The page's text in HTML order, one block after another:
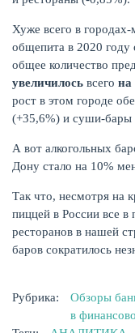
Хуже всего в
общепита в 2020 году
общее количество
увеличилось всего на
рост в этом городе
(+35,6%) и суши-бары
А вот алкогольных
Дону стало на 10%
Так что, несмотря на
пиццей в России все в
ресторанов в нашей
баров сократилось
Рубрика:
Обзоры
в